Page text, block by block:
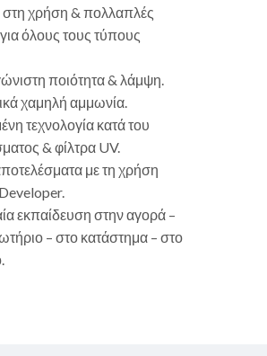
χρήση & πολλαπλές
όλους τους τύπους
ποιότητα & λάμψη.
χαμηλή αμμωνία.
τεχνολογία κατά του
& φίλτρα UV.
με τη χρήση
εκπαίδευση στην αγορά –
– στο κατάστημα – στο